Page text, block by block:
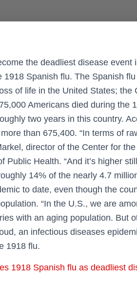
the deadliest disease event
Spanish flu. The Spanish
of life in the United States; the
Americans died during the
two years in this country.
than 675,400. “In terms of
director of the Center for
Public Health. “And it’s higher
14% of the nearly 4.7
to date, even though the
“In the U.S., we are
with an aging population. But
an infectious diseases
1918 flu.
1918 Spanish flu as deadliest